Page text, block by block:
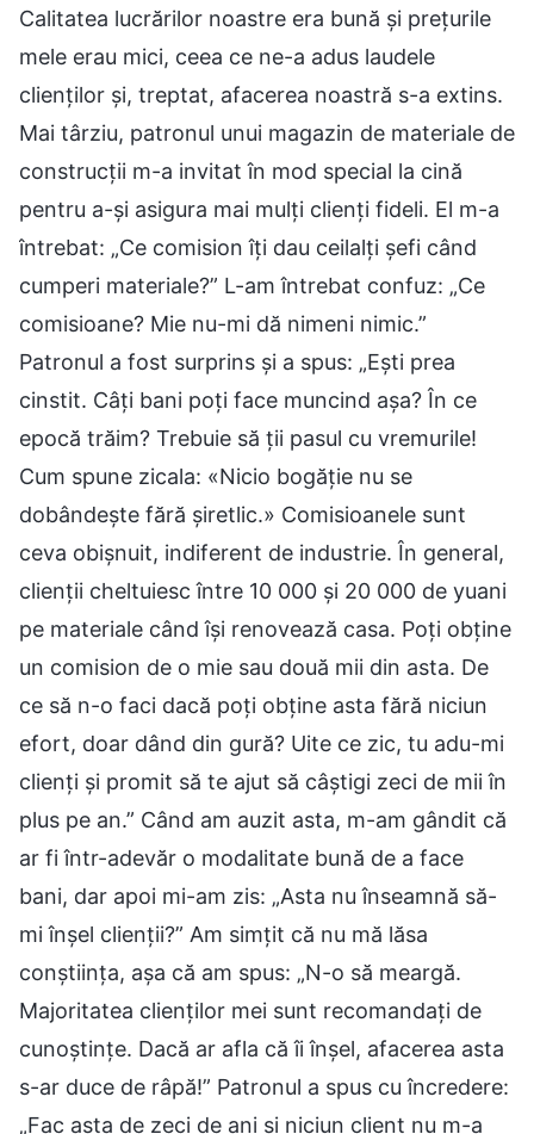
Calitatea lucrărilor noastre era bună și prețurile
mele erau mici, ceea ce ne-a adus laudele
clienților și, treptat, afacerea noastră s-a extins.
Mai târziu, patronul unui magazin de materiale de
construcții m-a invitat în mod special la cină
pentru a-și asigura mai mulți clienți fideli. El m-a
întrebat: „Ce comision îți dau ceilalți șefi când
cumperi materiale?” L-am întrebat confuz: „Ce
comisioane? Mie nu-mi dă nimeni nimic.”
Patronul a fost surprins și a spus: „Ești prea
cinstit. Câți bani poți face muncind așa? În ce
epocă trăim? Trebuie să ții pasul cu vremurile!
Cum spune zicala: «Nicio bogăție nu se
dobândește fără șiretlic.» Comisioanele sunt
ceva obișnuit, indiferent de industrie. În general,
clienții cheltuiesc între 10 000 și 20 000 de yuani
pe materiale când își renovează casa. Poți obține
un comision de o mie sau două mii din asta. De
ce să n-o faci dacă poți obține asta fără niciun
efort, doar dând din gură? Uite ce zic, tu adu-mi
clienți și promit să te ajut să câștigi zeci de mii în
plus pe an.” Când am auzit asta, m-am gândit că
ar fi într-adevăr o modalitate bună de a face
bani, dar apoi mi-am zis: „Asta nu înseamnă să-
mi înșel clienții?” Am simțit că nu mă lăsa
conștiința, așa că am spus: „N-o să meargă.
Majoritatea clienților mei sunt recomandați de
cunoștințe. Dacă ar afla că îi înșel, afacerea asta
s-ar duce de râpă!” Patronul a spus cu încredere:
„Fac asta de zeci de ani și niciun client nu m-a